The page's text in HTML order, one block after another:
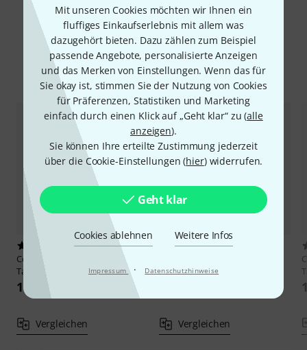
Mit unseren Cookies möchten wir Ihnen ein
fluffiges Einkaufserlebnis mit allem was
dazugehört bieten. Dazu zählen zum Beispiel
passende Angebote, personalisierte Anzeigen
und das Merken von Einstellungen. Wenn das für
Sie okay ist, stimmen Sie der Nutzung von Cookies
für Präferenzen, Statistiken und Marketing
einfach durch einen Klick auf „Geht klar“ zu (alle
anzeigen).
Sie können Ihre erteilte Zustimmung jederzeit
über die Cookie-Einstellungen (hier) widerrufen.
Geht klar
Cookies ablehnen Weitere Infos
Impressum · Datenschutzhinweise
Alle Bewertungen lesen
Alternativen vergleichen
1
Conrad Götz
ZAV5294-130 Viola
Tailpiece
17,90 €
Vergleichen
4
Tailpiece
Vergleichen